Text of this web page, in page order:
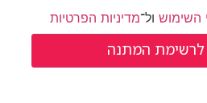
השימושול־מדיניות הפרטיות